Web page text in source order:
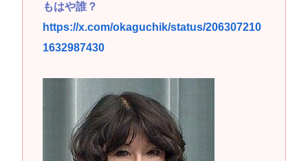
もはや誰？
https://x.com/okaguchik/status/206307210
1632987430